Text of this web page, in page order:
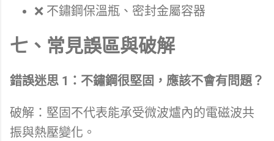
❌ 不鏽鋼保溫瓶、密封金屬容器
七、常見誤區與破解
錯誤迷思 1：不鏽鋼很堅固，應該不會有問題？
破解：堅固不代表能承受微波爐內的電磁波共
振與熱壓變化。